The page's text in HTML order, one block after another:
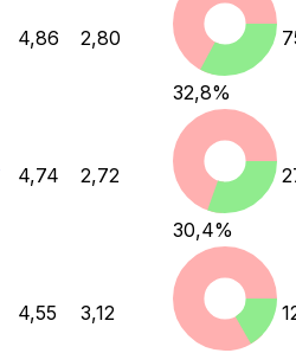
4,86 2,80
32,8%
4,74 2,72
30,4%
4,55 3,12